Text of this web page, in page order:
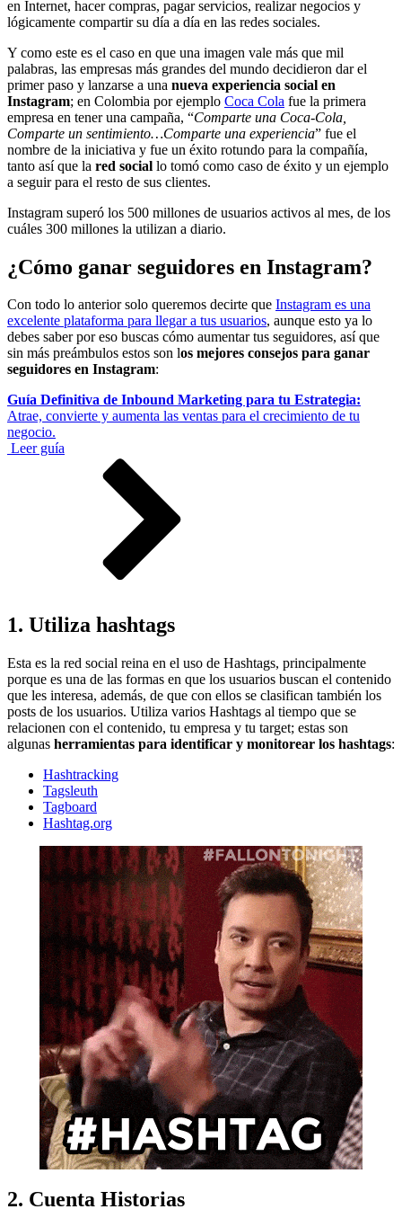
en Internet, hacer compras, pagar servicios, realizar negocios y
lógicamente compartir su día a día en las redes sociales.
Y como este es el caso en que una imagen vale más que mil
palabras, las empresas más grandes del mundo decidieron dar el
primer paso y lanzarse a una nueva experiencia social en
Instagram; en Colombia por ejemplo Coca Cola fue la primera
empresa en tener una campaña, “Comparte una Coca-Cola,
Comparte un sentimiento…Comparte una experiencia” fue el
nombre de la iniciativa y fue un éxito rotundo para la compañía,
tanto así que la red social lo tomó como caso de éxito y un ejemplo
a seguir para el resto de sus clientes.
Instagram superó los 500 millones de usuarios activos al mes, de los
cuáles 300 millones la utilizan a diario.
¿Cómo ganar seguidores en Instagram?
Con todo lo anterior solo queremos decirte que Instagram es una
excelente plataforma para llegar a tus usuarios, aunque esto ya lo
debes saber por eso buscas cómo aumentar tus seguidores, así que
sin más preámbulos estos son los mejores consejos para ganar
seguidores en Instagram:
Guía Definitiva de Inbound Marketing para tu Estrategia:
Atrae, convierte y aumenta las ventas para el crecimiento de tu
negocio.
Leer guía
1. Utiliza hashtags
Esta es la red social reina en el uso de Hashtags, principalmente
porque es una de las formas en que los usuarios buscan el contenido
que les interesa, además, de que con ellos se clasifican también los
posts de los usuarios. Utiliza varios Hashtags al tiempo que se
relacionen con el contenido, tu empresa y tu target; estas son
algunas herramientas para identificar y monitorear los hashtags:
Hashtracking
Tagsleuth
Tagboard
Hashtag.org
2. Cuenta Historias